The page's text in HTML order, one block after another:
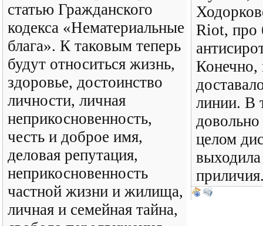
статью Гражданского
кодекса «Нематериальные
блага». К таковым теперь
будут относиться жизнь,
здоровье, достоинство
личности, личная
неприкосновенность,
честь и доброе имя,
деловая репутация,
неприкосновенность
частной жизни и жилища,
личная и семейная тайна,
Riot, про
Конечно,
линии. В
целом